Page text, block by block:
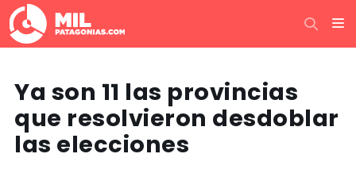
Ya son 11 las provincias
que resolvieron desdoblar
las elecciones